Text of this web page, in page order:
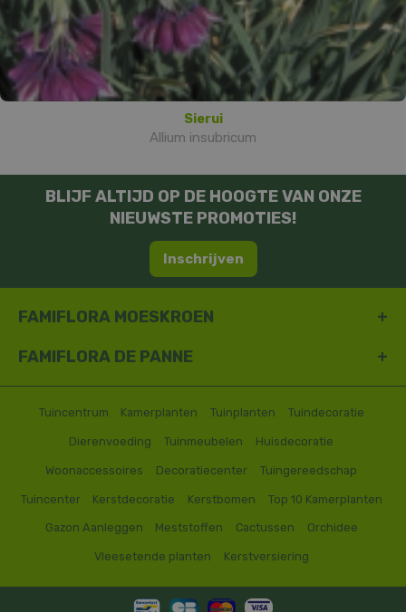
Sierui
Allium insubricum
BLIJF ALTIJD OP DE HOOGTE VAN ONZE
NIEUWSTE PROMOTIES!
Inschrijven
FAMIFLORA MOESKROEN
FAMIFLORA DE PANNE
Tuincentrum Kamerplanten Tuinplanten Tuindecoratie
Dierenvoeding Tuinmeubelen Huisdecoratie
Woonaccessoires Decoratiecenter Tuingereedschap
Tuincenter Kerstdecoratie Kerstbomen Top 10 Kamerplanten
Gazon Aanleggen Meststoffen Cactussen Orchidee
Vleesetende planten Kerstversiering